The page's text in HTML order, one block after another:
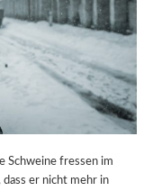
Schweine fressen im
er nicht mehr in